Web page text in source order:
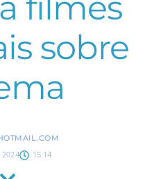
sobre
15:14